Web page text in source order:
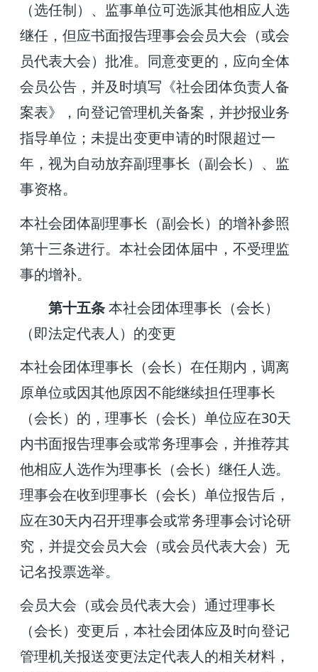
（选任制）、监事单位可选派其他相应人选
继任，但应书面报告理事会会员大会（或会
员代表大会）批准。同意变更的，应向全体
会员公告，并及时填写《社会团体负责人备
案表》，向登记管理机关备案，并抄报业务
指导单位；未提出变更申请的时限超过一
年，视为自动放弃副理事长（副会长）、监
事资格。
本社会团体副理事长（副会长）的增补参照
第十三条进行。本社会团体届中，不受理监
事的增补。
第十五条 本社会团体理事长（会长）
（即法定代表人）的变更
本社会团体理事长（会长）在任期内，调离
原单位或因其他原因不能继续担任理事长
（会长）的，理事长（会长）单位应在30天
内书面报告理事会或常务理事会，并推荐其
他相应人选作为理事长（会长）继任人选。
理事会在收到理事长（会长）单位报告后，
应在30天内召开理事会或常务理事会讨论研
究，并提交会员大会（或会员代表大会）无
记名投票选举。
会员大会（或会员代表大会）通过理事长
（会长）变更后，本社会团体应及时向登记
管理机关报送变更法定代表人的相关材料，